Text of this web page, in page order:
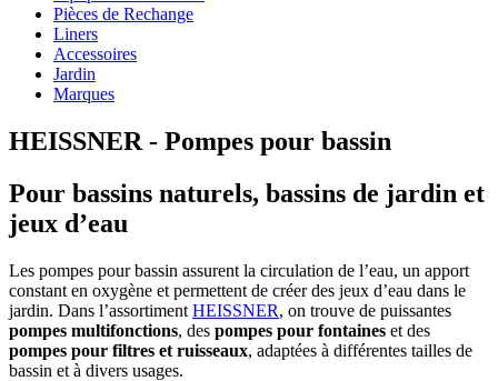
Pièces de Rechange
Liners
Accessoires
Jardin
Marques
HEISSNER - Pompes pour bassin
Pour bassins naturels, bassins de jardin et
jeux d’eau
Les pompes pour bassin assurent la circulation de l’eau, un apport
constant en oxygène et permettent de créer des jeux d’eau dans le
jardin. Dans l’assortiment HEISSNER, on trouve de puissantes
pompes multifonctions, des pompes pour fontaines et des
pompes pour filtres et ruisseaux, adaptées à différentes tailles de
bassin et à divers usages.